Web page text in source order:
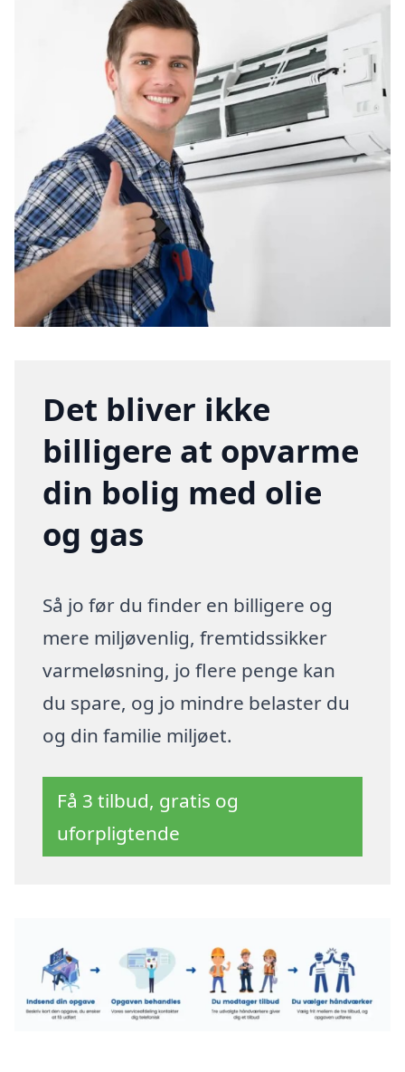
Det bliver ikke
billigere at opvarme
din bolig med olie
og gas
Så jo før du finder en billigere og
mere miljøvenlig, fremtidssikker
varmeløsning, jo flere penge kan
du spare, og jo mindre belaster du
og din familie miljøet.
Få 3 tilbud, gratis og
uforpligtende